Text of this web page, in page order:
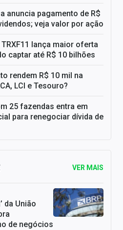
anuncia pagamento de R$
veja valor por ação
lança maior oferta
captar até R$ 10 bilhões
rendem R$ 10 mil na
LCI e Tesouro?
25 fazendas entra em
para renegociar dívida de
VER MAIS
da União
de negócios